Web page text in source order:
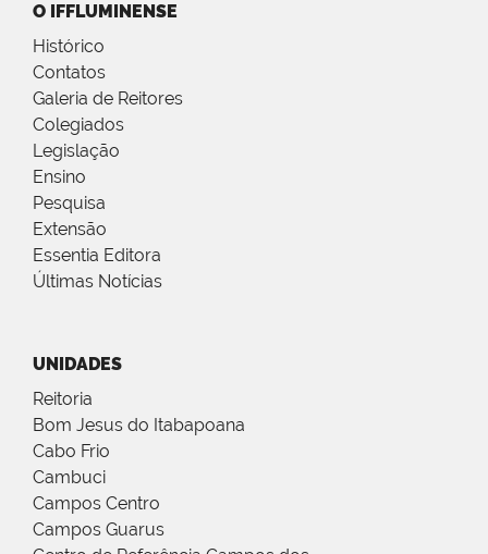
O IFFLUMINENSE
Histórico
Contatos
Galeria de Reitores
Colegiados
Legislação
Ensino
Pesquisa
Extensão
Essentia Editora
Últimas Notícias
UNIDADES
Reitoria
Bom Jesus do Itabapoana
Cabo Frio
Cambuci
Campos Centro
Campos Guarus